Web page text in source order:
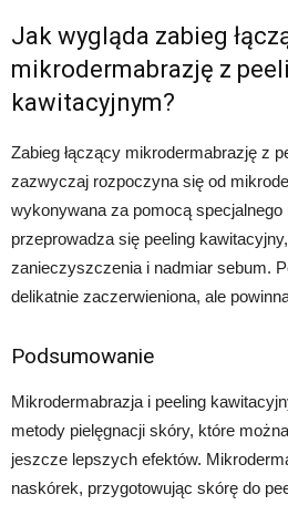
Jak wygląda zabieg
mikrodermabrazję z
kawitacyjnym?
Zabieg łączący mikrodermabrazję z
zazwyczaj rozpoczyna się od
wykonywana za pomocą
przeprowadza się peeling
zanieczyszczenia i nadmiar sebum.
delikatnie zaczerwieniona, ale
Podsumowanie
Mikrodermabrazja i peeling
metody pielęgnacji skóry, które
jeszcze lepszych efektów.
naskórek, przygotowując skórę do